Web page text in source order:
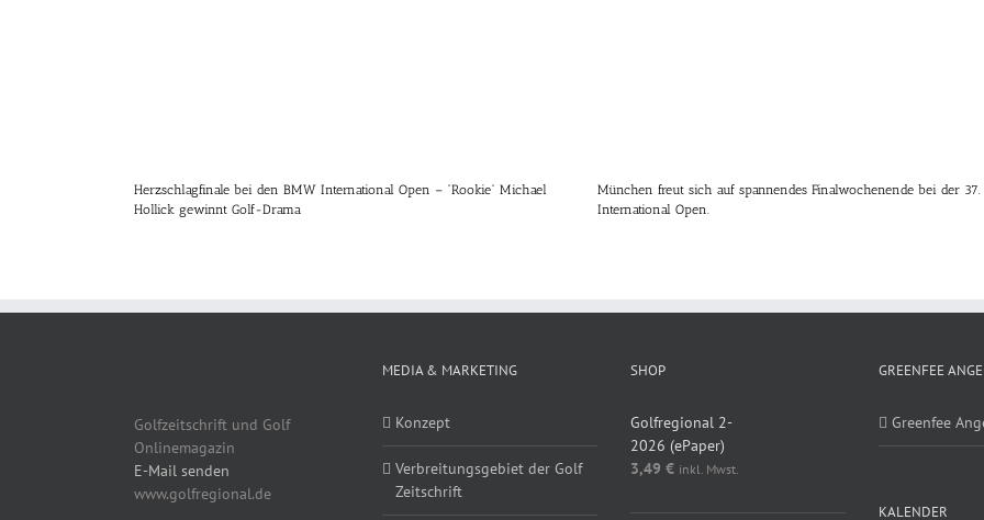
Herzschlagfinale bei den BMW International Open – “Rookie” Michael
Hollick gewinnt Golf-Drama
München freut sich auf spannendes Finalwochenende bei der
International Open.
Golfzeitschrift und Golf
Onlinemagazin
E-Mail senden
www.golfregional.de
MEDIA & MARKETING
Konzept
Verbreitungsgebiet der Golf
Zeitschrift
SHOP
Golfregional 2-
2026 (ePaper)
3,49 € inkl. Mwst.
GREENFEE
Greenfee
KALENDER